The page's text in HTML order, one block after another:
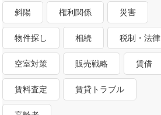
斜陽 権利関係 災害
物件探し 相続 税制・法律
空室対策 販売戦略 賃借
賃料査定 賃貸トラブル